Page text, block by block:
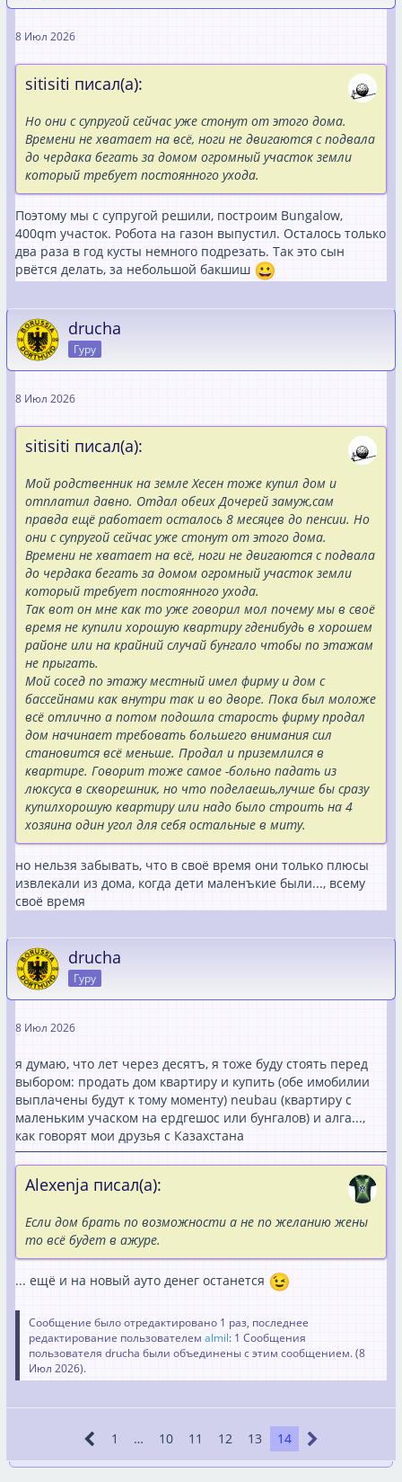
8 Июл 2026
sitisiti писал(а):
Но они с супругой сейчас уже стонут от этого дома.
Времени не хватает на всё, ноги не двигаются с подвала
до чердака бегать за домом огромный участок земли
который требует постоянного ухода.
Поэтому мы с супругой решили, построим Bungalow,
400qm участок. Робота на газон выпустил. Осталось только
два раза в год кусты немного подрезать. Так это сын
рвётся делать, за небольшой бакшиш
drucha
Гуру
8 Июл 2026
sitisiti писал(а):
Мой родственник на земле Хесен тоже купил дом и
отплатил давно. Отдал обеих Дочерей замуж,сам
правда ещё работает осталось 8 месяцев до пенсии. Но
они с супругой сейчас уже стонут от этого дома.
Времени не хватает на всё, ноги не двигаются с подвала
до чердака бегать за домом огромный участок земли
который требует постоянного ухода.
Так вот он мне как то уже говорил мол почему мы в своё
время не купили хорошую квартиру гденибудь в хорошем
районе или на крайний случай бунгало чтобы по этажам
не прыгать.
Мой сосед по этажу местный имел фирму и дом с
бассейнами как внутри так и во дворе. Пока был моложе
всё отлично а потом подошла старость фирму продал
дом начинает требовать большего внимания сил
становится всё меньше. Продал и приземлился в
квартире. Говорит тоже самое -больно падать из
люксуса в скворешник, но что поделаешь,лучше бы сразу
купилхорошую квартиру или надо было строить на 4
хозяина один угол для себя остальные в миту.
но нельзя забывать, что в своё время они только плюсы
извлекали из дома, когда дети маленъкие были..., всему
своё время
drucha
Гуру
8 Июл 2026
я думаю, что лет через десятъ, я тоже буду стоять перед
выбором: продать дом квартиру и купить (обе имобилии
выплачены будут к тому моменту) neubau (квартиру с
маленьким учаском на ердгешос или бунгалов) и алга...,
как говорят мои друзья с Казахстана
Alexenja писал(а):
Если дом брать по возможности а не по желанию жены
то всё будет в ажуре.
... ещё и на новый ауто денег останется
Сообщение было отредактировано 1 раз, последнее
редактирование пользователем almil: 1 Сообщения
пользователя drucha были объединены с этим сообщением. (8
Июл 2026).
1 … 10 11 12 13 14